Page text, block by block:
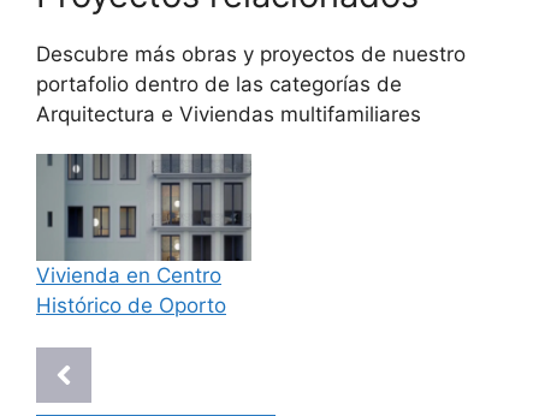
Descubre más obras y proyectos de nuestro
portafolio dentro de las categorías de
Arquitectura e Viviendas multifamiliares
Vivienda en Centro
Histórico de Oporto